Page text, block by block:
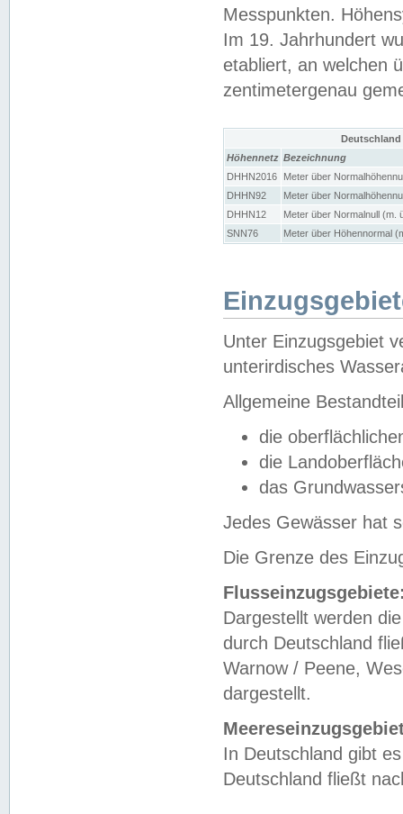
Messpunkten.
Im 19. Jahrhundert
etabliert, an welchen
zentimetergenau
Höhennetz Bezeichnung
DHHN2016
Meter über
DHHN92
Meter über
DHHN12
Meter über Normalnull (m.
SNN76
Meter über Höhennormal
Unter Einzugsgebiet
unterirdisches
Allgemeine
die
die
das
Jedes Gewässer hat
Die Grenze des
Dargestellt werden
durch Deutschland
Warnow / Peene,
dargestellt.
In Deutschland gibt
Deutschland fließt